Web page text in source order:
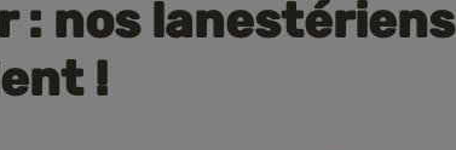
: nos lanestériens
!